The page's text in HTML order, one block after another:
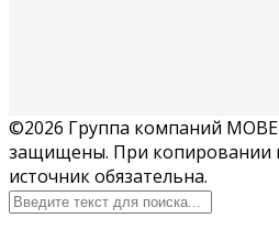
©2026 Группа компаний
защищены. При копировании
источник обязательна.